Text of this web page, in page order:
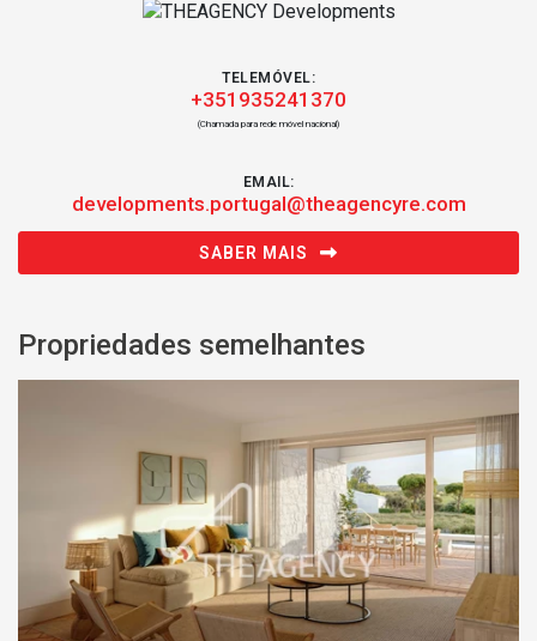
TELEMÓVEL:
+351935241370
(Chamada para rede móvel nacional)
EMAIL:
developments.portugal@theagencyre.com
SABER MAIS
Propriedades semelhantes